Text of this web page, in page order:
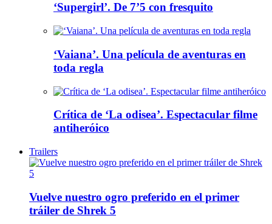
‘Supergirl’. De 7’5 con fresquito
‘Vaiana’. Una película de aventuras en
toda regla
Crítica de ‘La odisea’. Espectacular filme
antiheróico
Trailers
Vuelve nuestro ogro preferido en el primer
tráiler de Shrek 5